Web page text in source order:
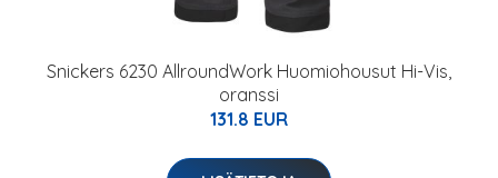
Snickers 6230 AllroundWork Huomiohousut Hi-Vis,
oranssi
131.8 EUR